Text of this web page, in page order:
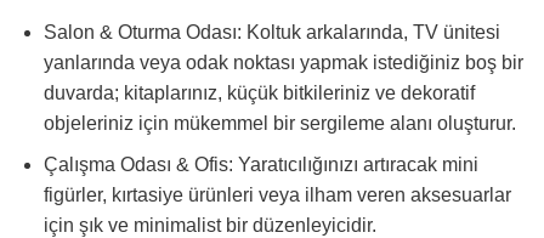
Salon & Oturma Odası: Koltuk arkalarında, TV ünitesi
yanlarında veya odak noktası yapmak istediğiniz boş bir
duvarda; kitaplarınız, küçük bitkileriniz ve dekoratif
objeleriniz için mükemmel bir sergileme alanı oluşturur.
Çalışma Odası & Ofis: Yaratıcılığınızı artıracak mini
figürler, kırtasiye ürünleri veya ilham veren aksesuarlar
için şık ve minimalist bir düzenleyicidir.